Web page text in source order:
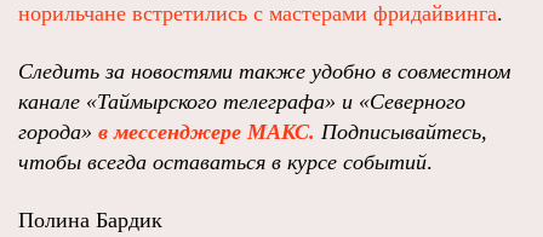
норильчане встретились с мастерами фридайвинга.
Следить за новостями также удобно в совместном
канале «Таймырского телеграфа» и «Северного
города» в мессенджере МАКС. Подписывайтесь,
чтобы всегда оставаться в курсе событий.
Полина Бардик